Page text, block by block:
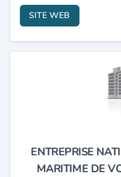
SITE WEB
ENTREPRISE
MARITIME DE